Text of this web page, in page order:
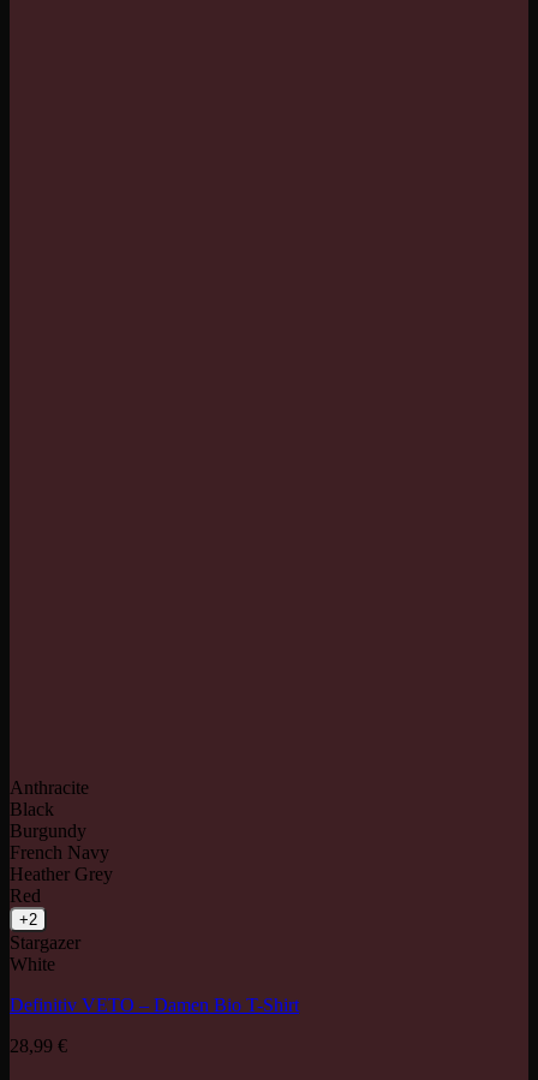
Anthracite
Black
Burgundy
French Navy
Heather Grey
Red
+2
Stargazer
White
Definitiv VETO – Damen Bio T-Shirt
28,99 €